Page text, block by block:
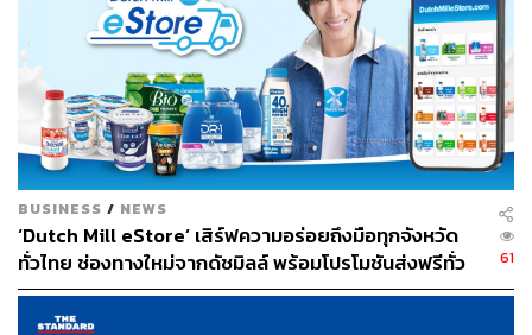
BUSINESS / NEWS
‘Dutch Mill eStore’ เสิร์ฟความอร่อยถึงมือทุกจังหวัด
ทั่วไทย ช่องทางใหม่จากดัชมิลล์ พร้อมโปรโมชันส่งฟรีทั่ว
ประเทศ ส่งไว สั่งก่อนเที่ยง ได้ของวันถัดไป ส่งสินค้าแบบ
เย็นตรงจากโรงงาน [ADVERTORIAL]
61